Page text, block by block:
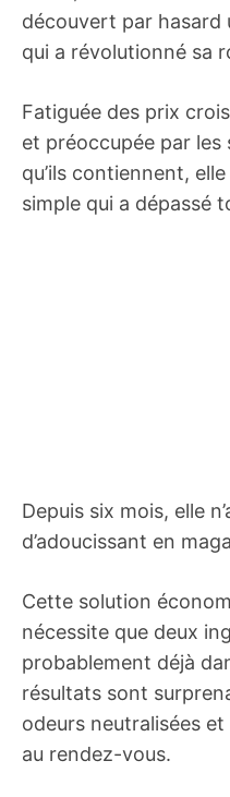
découvert par hasard
qui a révolutionné sa
Fatiguée des prix
et préoccupée par les
qu’ils contiennent,
simple qui a dépassé
Depuis six mois, elle
d’adoucissant en
Cette solution
nécessite que deux
probablement déjà
résultats sont
odeurs neutralisées
au rendez-vous.